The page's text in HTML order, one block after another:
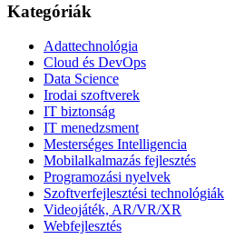
Kategóriák
Adattechnológia
Cloud és DevOps
Data Science
Irodai szoftverek
IT biztonság
IT menedzsment
Mesterséges Intelligencia
Mobilalkalmazás fejlesztés
Programozási nyelvek
Szoftverfejlesztési technológiák
Videojáték, AR/VR/XR
Webfejlesztés